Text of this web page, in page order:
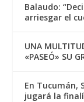
Balaudo:
arriesgar el
UNA
«PASEÓ» SU
En Tucumán,
jugará la